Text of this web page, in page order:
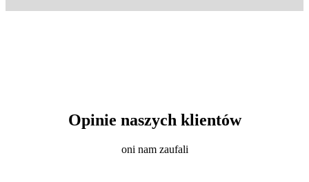
Opinie naszych klientów
oni nam zaufali